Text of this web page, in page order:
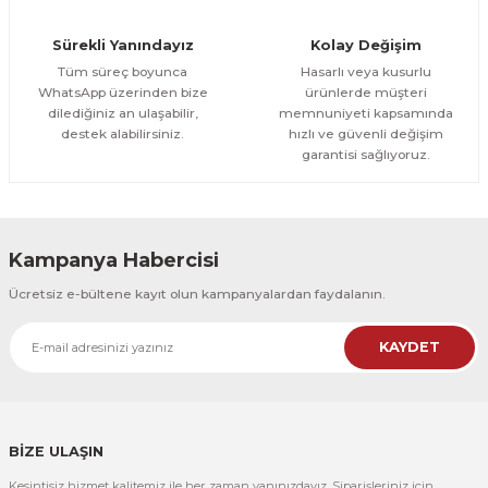
300,00 TL %25
CeSht
CeSht
Pembe Fonlu Good Things Are Coming Yazılı Tek Parça Ahşap Çerçeveli
500,00 TL
Sürekli Yanındayız
Tüm süreç boyunca
WhatsApp üzerinden bize
dilediğiniz an ulaşabilir,
destek alabilirsiniz.
Kolay Değişim
Hasarlı veya kusurlu
ürünlerde müşteri
memnuniyeti kapsamında
hızlı ve güvenli değişim
garantisi sağlıyoruz.
Kampanya Habercisi
Ücretsiz e-bültene kayıt olun kampanyalardan faydalanın.
KAYDET
BİZE ULAŞIN